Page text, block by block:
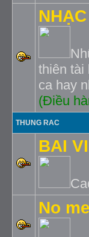
thiên tài
ca hay
(Ðiều
THUNG RAC
BAI
No